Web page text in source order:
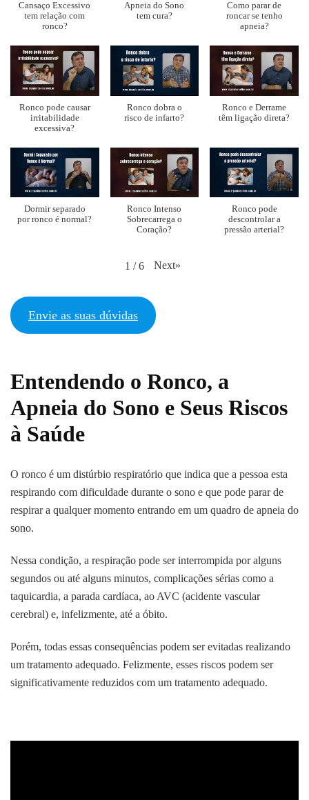
Cansaço Excessivo
tem relação com
ronco?
Apneia do Sono
tem cura?
Como parar de
roncar se tenho
apneia?
Ronco pode causar
irritabilidade
excessiva?
Ronco dobra o
risco de infarto?
Ronco e Derrame
têm ligação direta?
Dormir separado
por ronco é normal?
Ronco Intenso
Sobrecarrega o
Coração?
Ronco pode
descontrolar a
pressão arterial?
1 / 6 Next»
Envie as suas dúvidas
Entendendo o Ronco, a
Apneia do Sono e Seus Riscos
à Saúde
O ronco é um distúrbio respiratório que indica que a pessoa esta
respirando com dificuldade durante o sono e que pode parar de
respirar a qualquer momento entrando em um quadro de apneia do
sono.
Nessa condição, a respiração pode ser interrompida por alguns
segundos ou até alguns minutos, complicações sérias como a
taquicardia, a parada cardíaca, ao AVC (acidente vascular
cerebral) e, infelizmente, até a óbito.
Porém, todas essas consequências podem ser evitadas realizando
um tratamento adequado. Felizmente, esses riscos podem ser
significativamente reduzidos com um tratamento adequado.